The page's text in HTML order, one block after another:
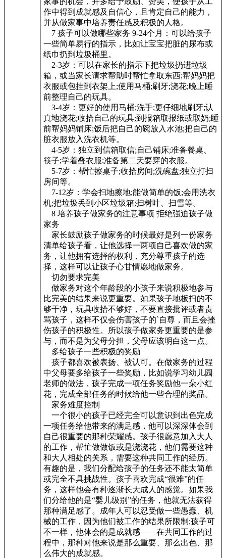
作中得到成就感及自信心，且肯定自己的能力，
并从做家事中培养责任感及积极的人格。
7 孩子可以做哪些家务 9-24个月：可以给孩子
一些简单易行的指示，比如让宝宝把脏的尿布或
纸巾扔到垃圾桶里。
2-3岁：可以在家长的指示下把垃圾扔进垃圾
箱，或当家长请求帮助时帮忙拿取东西;帮妈妈把
衣服或包挂到衣架上;使用马桶;刷牙;浇花;晚上睡
前整理自己的玩具。
3-4岁：更好的使用马桶;洗手;更仔细地刷牙;认
真地浇花;收拾自己的玩具;到报箱取报纸或取奶;睡
前帮妈妈铺床;饭后把自己的碗放入水池;把自己的
脏衣服放入洗衣机等。
4-5岁：独立到信箱取信;自己铺床;准备餐桌、
筷子;学着叠衣服;准备第二天要穿的衣服。
5-7岁：帮忙擦桌子;收拾房间;洗碗盘;独立打扫
房间等。
7-12岁：学会扫地擦地;能做简单的饭;会用洗衣
机;把垃圾丢到小区垃圾箱;扫树叶、扫雪等。
8 培养孩子做家务的注意事项 拒绝强迫孩子做
家务
家长鼓励孩子做家务的时候最好是列一份家务
清单给孩子看，让他选择一两项自己喜欢做的家
务，让他拥有选择的权利，充分尊重孩子的选
择，这样可以让孩子心甘情愿地做家务。
切勿要求完美
做家务对这个年龄段的小孩子来说积极地参与
比完美的结果来说更重要。如果孩子地板扫的不
够干净，玩具收拾不够好，不要直接批评或者责
骂孩子，这样不仅会伤害孩子的`自尊，而且会挫
伤孩子的积极性。所以孩子做家务更重要的是参
与，而不是为父母分担，父母应该明白这一点。
多给孩子一些积极的奖励
孩子都喜欢被表扬、被认可。在做家务的过程
中父母要多给孩子一些奖励，比如说学习幼儿园
老师的做法，孩子完成一项任务奖励他一朵小红
花，完成全部任务的时候给他一些合理的奖品。
家务难度控制
一个很小的孩子已经完全可以意识到出色完成
一项任务给他带来的满足感，他可以深深体会到
自己很重要的那种荣耀感。孩子很愿意加入大人
的工作，帮忙做做饭或是浇浇花，他们需要这种
和大人相处的关系，需要这种共同工作的经历。
有趣的是，我们分配给孩子的任务还不能太简单
或完全不具挑战性。孩子喜欢完成“很难”的任
务，这样他会有种逐渐长大成人的感觉。如果我
们分给他的是“婴儿级别”的任务，他就无法获得
那种满足感了。成年人可以忍受做一些愚蠢、机
械的工作，因为他们被工作的结果所限制;孩子可
不一样，他体会的是成就感——在共同工作的过
程中，那种对他来说是那么重要、那么出色、那
么伟大的成就感。